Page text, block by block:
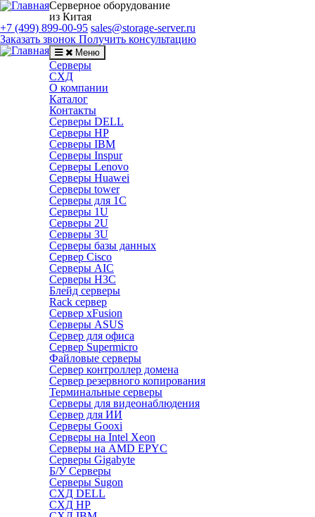
Серверное оборудование
из Китая
+7 (499) 899-00-95 sales@storage-server.ru
Заказать звонок Получить консультацию
Меню
Серверы
СХД
О компании
Каталог
Контакты
Серверы DELL
Серверы HP
Серверы IBM
Серверы Inspur
Серверы Lenovo
Серверы Huawei
Серверы tower
Серверы для 1C
Серверы 1U
Серверы 2U
Серверы 3U
Серверы базы данных
Сервер Cisco
Серверы AIC
Серверы H3C
Блейд серверы
Rack сервер
Сервер xFusion
Серверы ASUS
Сервер для офиса
Сервер Supermicro
Файловые серверы
Сервер контроллер домена
Сервер резервного копирования
Терминальные серверы
Серверы для видеонаблюдения
Сервер для ИИ
Серверы Gooxi
Серверы на Intel Xeon
Серверы на AMD EPYC
Серверы Gigabyte
Б/У Серверы
Серверы Sugon
СХД DELL
СХД HP